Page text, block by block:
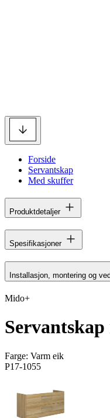
Forside
Servantskap
Med skuffer
Produktdetaljer
Spesifikasjoner
Installasjon, montering og
Mido+
Farge: Varm eik
P17-1055